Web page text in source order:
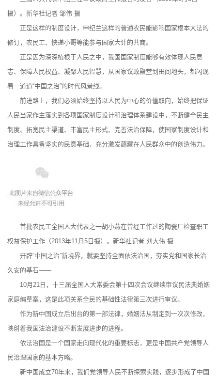
摄）。新华社记者 邹伟 摄
正是这样的制度设计，申纪兰这样的普通农民能影响国家根本大法的
修订，农民工、快递小哥等能参与国家大计的共商。
正是因为深深植根于人民之中，我国国家制度能够有效体现人民意
志、保障人民权益、凝聚人民智慧，从国家议政殿堂到田间地头，都闪现
着一道道“中国之治”的时代风景线。
前进路上，我们必须始终坚持以人民为中心的价值取向，始终把保证
人民当家作主落实到各项国家制度设计和治理体系建设中，不断健全民主
制度、拓宽民主渠道、丰富民主形式、完善法治保障，使国家制度设计和
治理工作具备坚实的民意基础，充分激发蕴藏在人民群众中的创造伟力。
首批农民工全国人大代表之一胡小燕在曾经工作过的陶瓷厂检查职工
权益保护工作（2013年11月5日摄）。新华社记者 刘大伟 摄
开辟“中国之治”新境界，就要坚持全面依法治国，夯实党和国家长治
久安的基石——
10月21日，十三届全国人大常委会第十四次会议继续审议民法典婚姻
家庭编草案，这是此项关系全民的基础性法律第三次进行审议。
作为新中国成立后出台的第一部法律，婚姻法从制定到一次次修改，
映射着我国法治建设不断发展进步的进程。
依法治国是一个国家走向现代化的重要标志，更是中国共产党领导人
民治理国家的基本方略。
新中国成立70年来，我们党领导人民不断探索实践，逐步形成了中国